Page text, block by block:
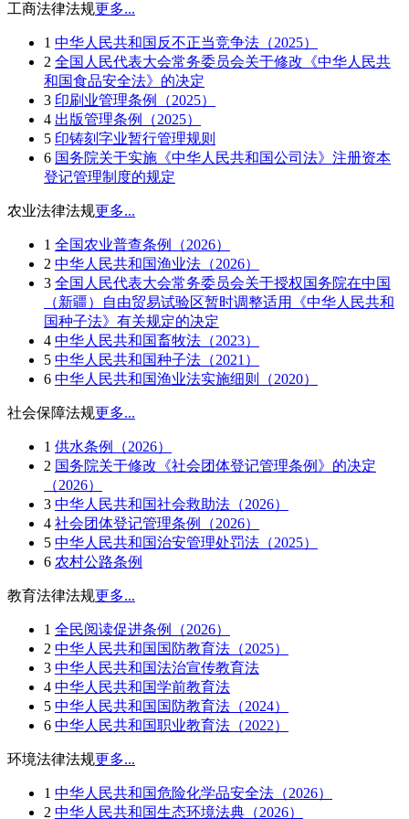
工商法律法规更多...
1 中华人民共和国反不正当竞争法（2025）
2 全国人民代表大会常务委员会关于修改《中华人民共
和国食品安全法》的决定
3 印刷业管理条例（2025）
4 出版管理条例（2025）
5 印铸刻字业暂行管理规则
6 国务院关于实施《中华人民共和国公司法》注册资本
登记管理制度的规定
农业法律法规更多...
1 全国农业普查条例（2026）
2 中华人民共和国渔业法（2026）
3 全国人民代表大会常务委员会关于授权国务院在中国
（新疆）自由贸易试验区暂时调整适用《中华人民共和
国种子法》有关规定的决定
4 中华人民共和国畜牧法（2023）
5 中华人民共和国种子法（2021）
6 中华人民共和国渔业法实施细则（2020）
社会保障法规更多...
1 供水条例（2026）
2 国务院关于修改《社会团体登记管理条例》的决定
（2026）
3 中华人民共和国社会救助法（2026）
4 社会团体登记管理条例（2026）
5 中华人民共和国治安管理处罚法（2025）
6 农村公路条例
教育法律法规更多...
1 全民阅读促进条例（2026）
2 中华人民共和国国防教育法（2025）
3 中华人民共和国法治宣传教育法
4 中华人民共和国学前教育法
5 中华人民共和国国防教育法（2024）
6 中华人民共和国职业教育法（2022）
环境法律法规更多...
1 中华人民共和国危险化学品安全法（2026）
2 中华人民共和国生态环境法典（2026）